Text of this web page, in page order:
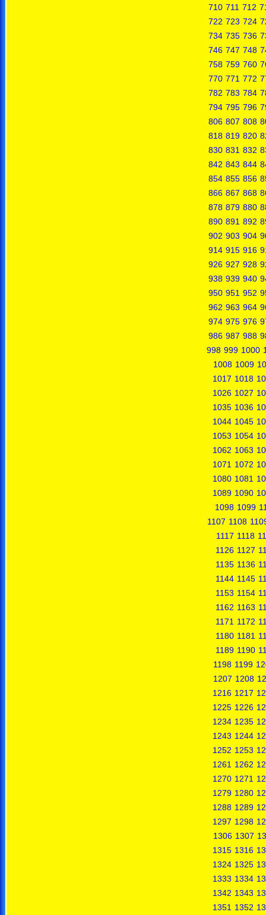
710 711 712
722 723 724
734 735 736
746 747 748
758 759 760
770 771 772
782 783 784
794 795 796
806 807 808
818 819 820
830 831 832
842 843 844
854 855 856
866 867 868
878 879 880
890 891 892
902 903 904
914 915 916
926 927 928
938 939 940
950 951 952
962 963 964
974 975 976
986 987 988
998 999 1000
1008 1009
1017 1018
1026 1027
1035 1036
1044 1045
1053 1054
1062 1063
1071 1072
1080 1081
1089 1090
1098 1099
1107 1108
1117 1118
1126 1127
1135 1136
1144 1145
1153 1154
1162 1163
1171 1172
1180 1181
1189 1190
1198 1199
1207 1208
1216 1217
1225 1226
1234 1235
1243 1244
1252 1253
1261 1262
1270 1271
1279 1280
1288 1289
1297 1298
1306 1307
1315 1316
1324 1325
1333 1334
1342 1343
1351 1352